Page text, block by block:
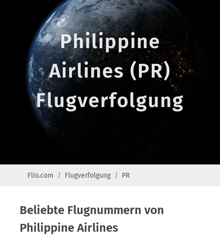
Philippine
Airlines (PR)
Flugverfolgung
Flio.com Flugverfolgung PR
Beliebte Flugnummern von
Philippine Airlines